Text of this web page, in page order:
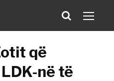
që
në të